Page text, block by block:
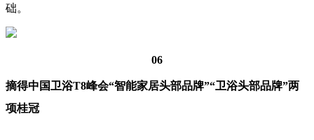
础。
06
摘得中国卫浴T8峰会“智能家居头部品牌”“卫浴头部品牌”两
项桂冠